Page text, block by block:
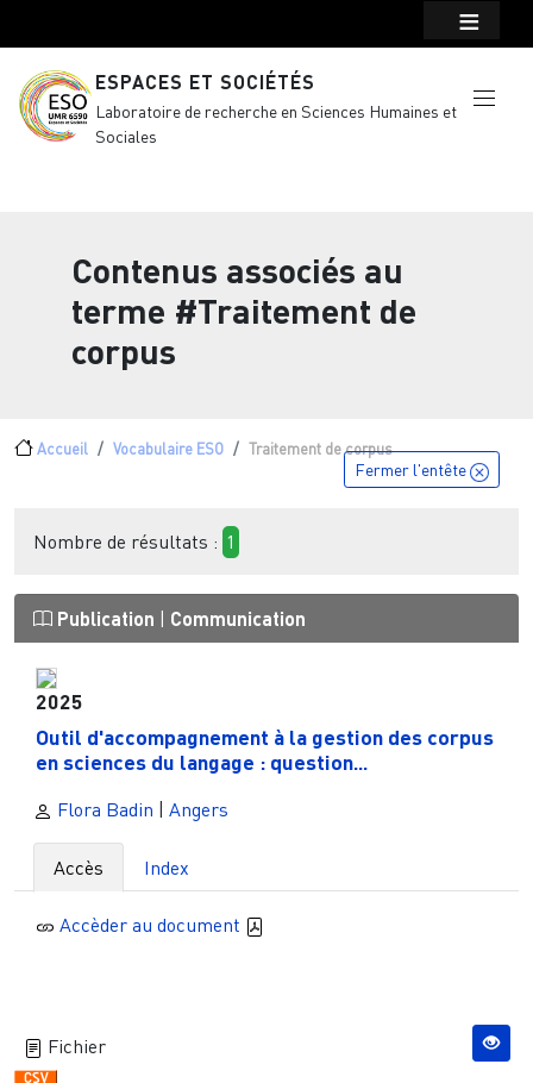
ESPACES ET SOCIÉTÉS
Laboratoire de recherche en Sciences Humaines et
Sociales
Contenus associés au
terme #Traitement de
corpus
Fil d'Ariane
Accueil Vocabulaire ESO Traitement de corpus
Fermer l'entête
Nombre de résultats : 1
Publication Communication
2025
Outil d'accompagnement à la gestion des corpus
en sciences du langage : question...
Flora Badin Angers
Accès Index
Accèder au document
Fichier